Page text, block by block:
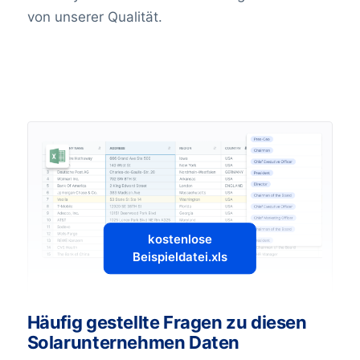
von unserer Qualität.
kostenlose
Beispieldatei.xls
Häufig gestellte Fragen zu diesen
Solarunternehmen Daten